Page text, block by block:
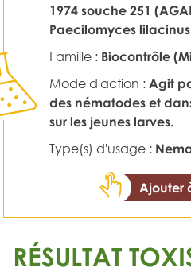
1974 souche 251
Paecilomyces lilacinus
Famille : Biocontrôle
Mode d'action : Agit
des nématodes et
sur les jeunes larves.
Type(s) d'usage :
Ajouter
RÉSULTAT